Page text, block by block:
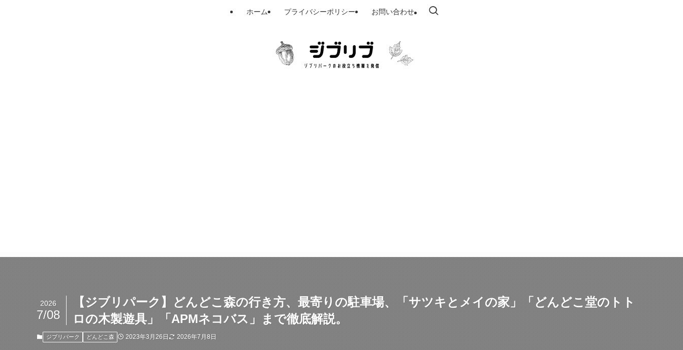
ホーム プライバシーポリシー お問い合わせ
【ジブリパーク】どんどこ森の行き方、最寄りの駐車場、「サツキとメイの家」「どんどこ堂のトト
ロの木製遊具」「APMネコバス」まで徹底解説。
2026
7/08
ジブリパーク どんどこ森 2023年3月26日 2026年7月8日